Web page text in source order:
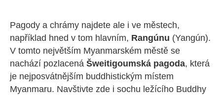
Pagody a chrámy najdete ale i ve městech,
například hned v tom hlavním, Rangúnu (Yangún).
V tomto největším Myanmarském městě se
nachází pozlacená Šweitigoumská pagoda, která
je nejposvátnějším buddhistickým místem
Myanmaru. Navštivte zde i sochu ležícího Buddhy